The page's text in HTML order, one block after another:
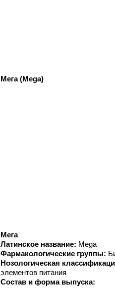
Мега (Mega)
Мега
Латинское название: Mega
Фармакологические группы:
Нозологическая
элементов питания
Состав и форма выпуска: